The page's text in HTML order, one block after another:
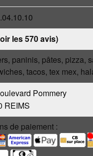
les 570 avis)
paninis, pâtes, pizza,
tacos, tex mex,
Pommery
REIMS
de paiement :